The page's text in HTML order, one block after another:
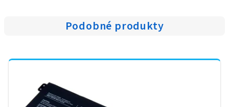
Podobné produkty